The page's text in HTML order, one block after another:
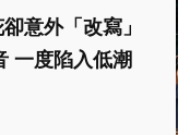
意外「改寫」
一度陷入低潮